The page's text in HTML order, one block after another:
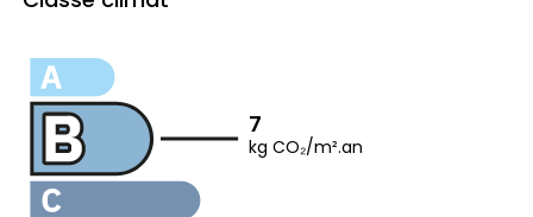
7
kg CO₂/m².an